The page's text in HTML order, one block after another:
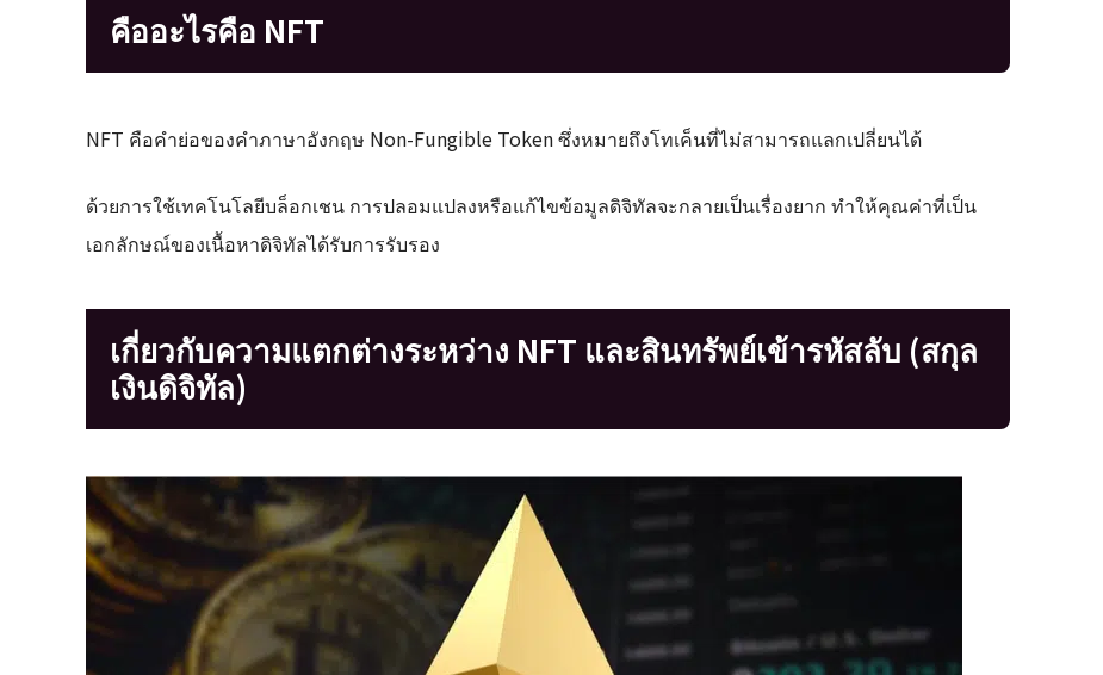
คืออะไรคือ NFT
NFT คือคำย่อของคำภาษาอังกฤษ Non-Fungible Token ซึ่งหมายถึงโทเค็นที่ไม่สามารถแลกเปลี่ยนได้
ด้วยการใช้เทคโนโลยีบล็อกเชน การปลอมแปลงหรือแก้ไขข้อมูลดิจิทัลจะกลายเป็นเรื่องยาก ทำให้คุณค่าที่เป็น
เอกลักษณ์ของเนื้อหาดิจิทัลได้รับการรับรอง
เกี่ยวกับความแตกต่างระหว่าง NFT และสินทรัพย์เข้ารหัสลับ (สกุล
เงินดิจิทัล)